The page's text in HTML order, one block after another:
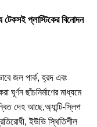
টেকসই প্লাস্টিকের বিনোদন
জল পার্ক, হ্রদ এবং
ছাঁচনির্মাণের মাধ্যমে
দেহ আছে,অ্যান্টি-স্লিপ
ইউভি স্থিতিশীল